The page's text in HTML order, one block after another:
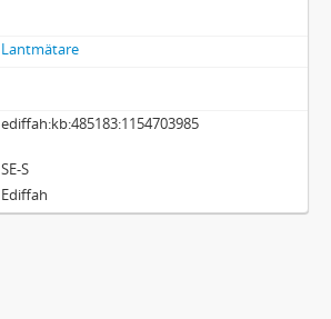
Lantmätare
ediffah:kb:485183:1154703985
SE-S
Ediffah